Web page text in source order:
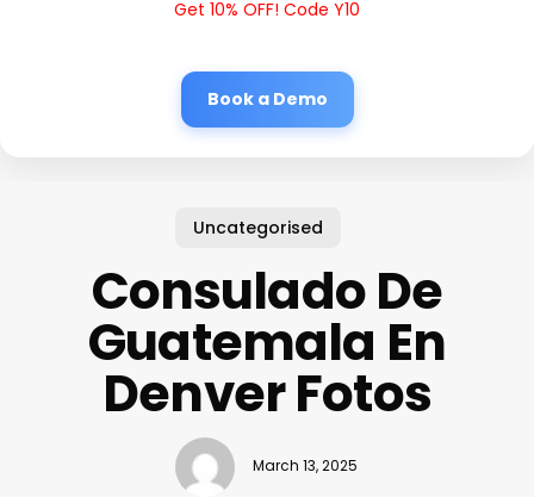
Get 10% OFF! Code Y10
Book a Demo
Uncategorised
Consulado De
Guatemala En
Denver Fotos
March 13, 2025